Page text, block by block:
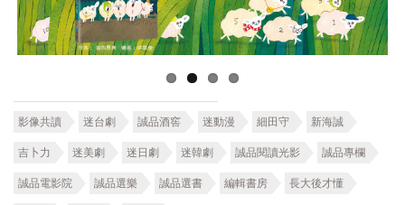
影像共讀 迷台劇 誠品酒窖 迷動漫 細田守 新海誠
吉卜力 迷美劇 迷日劇 迷韓劇 誠品閱讀光影 誠品專欄
誠品電影院 誠品選樂 誠品選書 編輯書房 長大後才懂